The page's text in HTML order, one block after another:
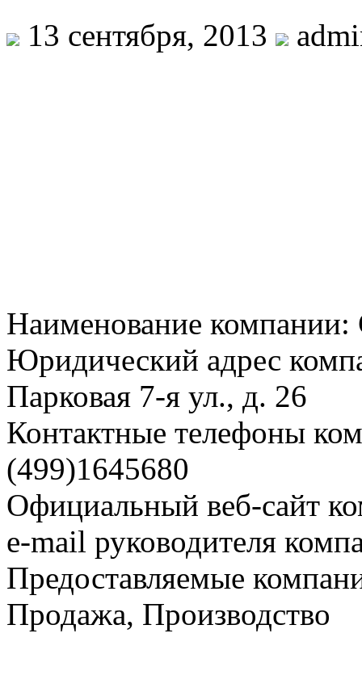
13 сентября, 2013
Наименование
Юридический адрес
Парковая 7-я ул., д. 26
Контактные телефоны
(499)1645680
Официальный веб-сайт
e-mail руководителя
Предоставляемые
Продажа, Производство